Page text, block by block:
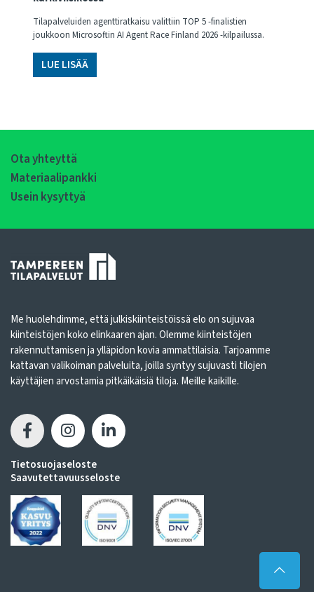
Tilapalveluiden agenttiratkaisu valittiin TOP 5 -finalistien
joukkoon Microsoftin AI Agent Race Finland 2026 -kilpailussa.
LUE LISÄÄ
Ota yhteyttä
Materiaalipankki
Usein kysyttyä
Me huolehdimme, että julkiskiinteistöissä elo on sujuvaa
kiinteistöjen koko elinkaaren ajan. Olemme kiinteistöjen
rakennuttamisen ja ylläpidon kovia ammattilaisia. Tarjoamme
kattavan valikoiman palveluita, joilla syntyy sujuvasti tilojen
käyttäjien arvostamia pitkäikäisiä tiloja. Meille kaikille.
Tietosuojaseloste
Saavutettavuusseloste